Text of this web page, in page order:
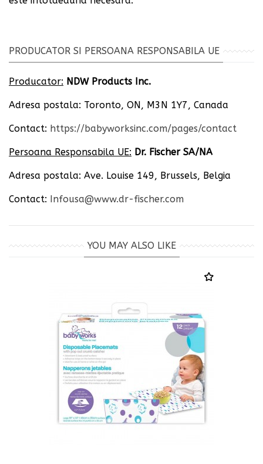
PRODUCATOR SI PERSOANA RESPONSABILA UE
Producator: NDW Products Inc.
Adresa postala: Toronto, ON, M3N 1Y7, Canada
Contact: https://babyworksinc.com/pages/contact
Persoana Responsabila UE: Dr. Fischer SA/NA
Adresa postala: Ave. Louise 149, Brussels, Belgia
Contact: Infousa@www.dr-fischer.com
YOU MAY ALSO LIKE